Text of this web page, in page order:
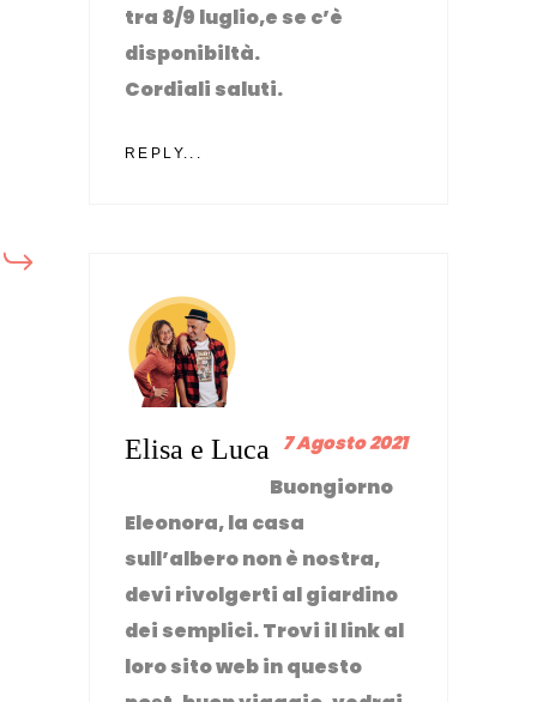
tra 8/9 luglio,e se c’è
disponibiltà.
Cordiali saluti.
REPLY...
Elisa e Luca 7 Agosto 2021
Buongiorno
Eleonora, la casa
sull’albero non è nostra,
devi rivolgerti al giardino
dei semplici. Trovi il link al
loro sito web in questo